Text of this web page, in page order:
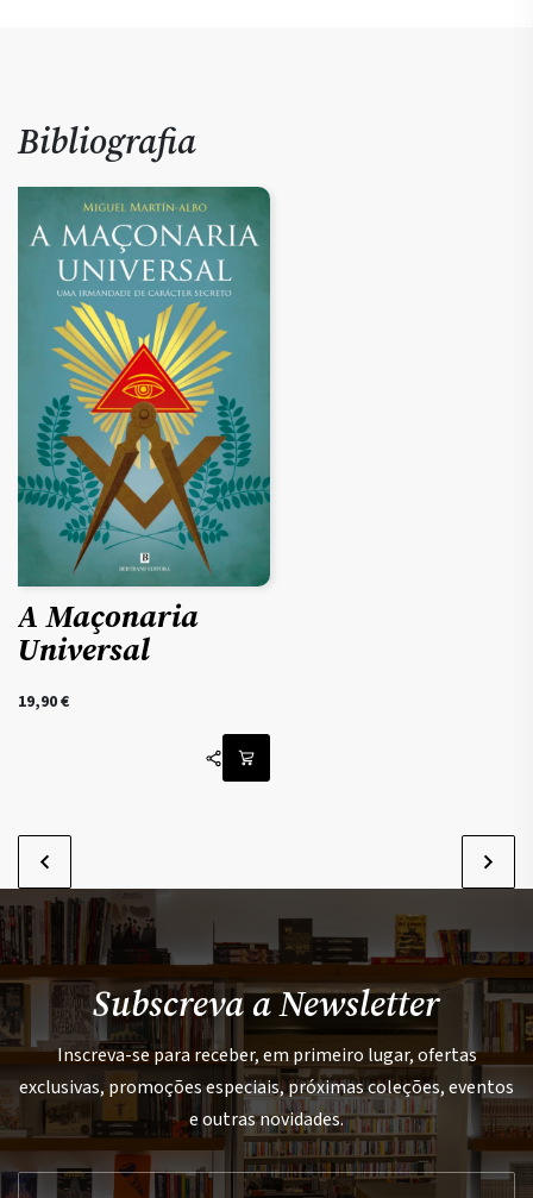
Bibliografia
A Maçonaria
Universal
19,90€
Subscreva a Newsletter
Inscreva-se para receber, em primeiro lugar, ofertas
exclusivas, promoções especiais, próximas coleções, eventos
e outras novidades.